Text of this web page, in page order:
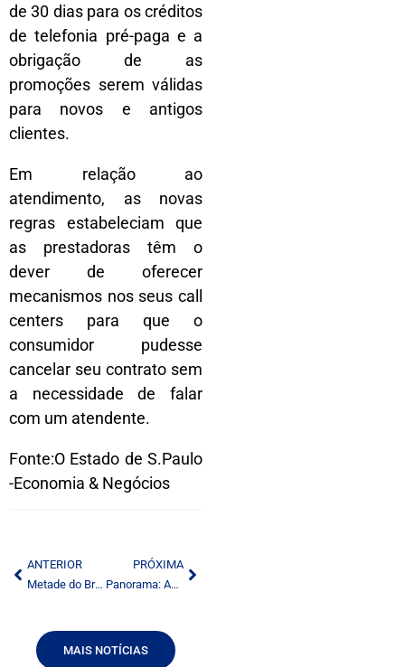
de 30 dias para os créditos
de telefonia pré-paga e a
obrigação de as
promoções serem válidas
para novos e antigos
clientes.
Em relação ao
atendimento, as novas
regras estabeleciam que
as prestadoras têm o
dever de oferecer
mecanismos nos seus call
centers para que o
consumidor pudesse
cancelar seu contrato sem
a necessidade de falar
com um atendente.
Fonte:O Estado de S.Paulo
-Economia & Negócios
ANTERIOR
Metade do Brasil tem internet
PRÓXIMA
Panorama: Após “teste” durante a Copa, flexibilização da Voz do Brasil é aguarda pelo meio
MAIS NOTÍCIAS